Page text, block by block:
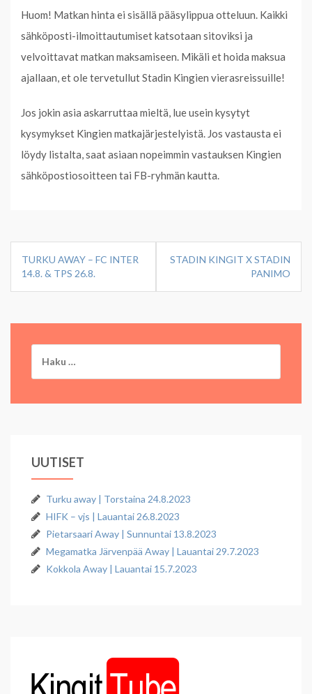
Huom! Matkan hinta ei sisällä pääsylippua otteluun. Kaikki
sähköposti-ilmoittautumiset katsotaan sitoviksi ja
velvoittavat matkan maksamiseen. Mikäli et hoida maksua
ajallaan, et ole tervetullut Stadin Kingien vierasreissuille!
Jos jokin asia askarruttaa mieltä, lue usein kysytyt
kysymykset Kingien matkajärjestelyistä. Jos vastausta ei
löydy listalta, saat asiaan nopeimmin vastauksen Kingien
sähköpostiosoitteen tai FB-ryhmän kautta.
Artikkelien
selaus
TURKU AWAY – FC INTER
14.8. & TPS 26.8.
STADIN KINGIT X STADIN
PANIMO
UUTISET
Turku away | Torstaina 24.8.2023
HIFK – vjs | Lauantai 26.8.2023
Pietarsaari Away | Sunnuntai 13.8.2023
Megamatka Järvenpää Away | Lauantai 29.7.2023
Kokkola Away | Lauantai 15.7.2023